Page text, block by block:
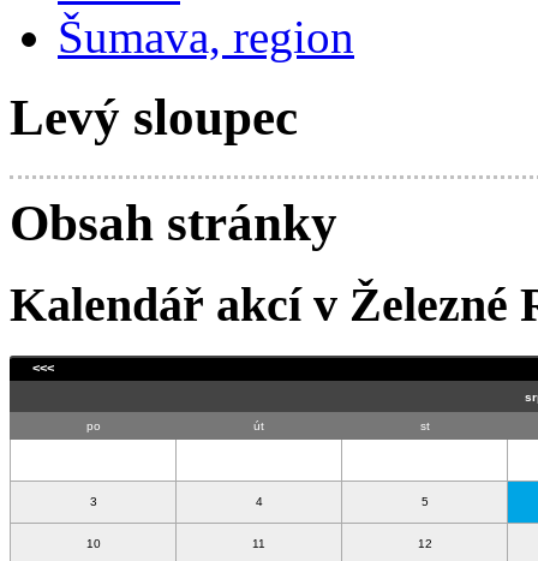
Šumava, region
Levý sloupec
Obsah stránky
Kalendář akcí v Železné
<<<
po út st
3 4 5
10 11 12